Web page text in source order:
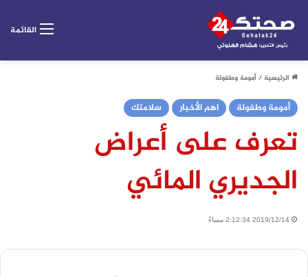
القائمة
الرئيسية/أمومة وطفولة
أمومة وطفولة اهم الأخبار سلامتك
تعرف على أعراض
الجديري المائي
2019/12/14 2:12:34 مساءً